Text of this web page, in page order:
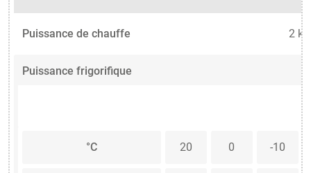
Puissance de chauffe 2
Puissance frigorifique
°C 20 0 -10